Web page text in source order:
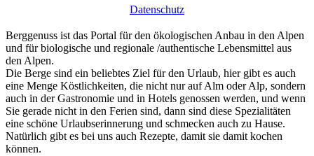
Datenschutz
Berggenuss ist das Portal für den ökologischen Anbau in den Alpen
und für biologische und regionale /authentische Lebensmittel aus
den Alpen.
Die Berge sind ein beliebtes Ziel für den Urlaub, hier gibt es auch
eine Menge Köstlichkeiten, die nicht nur auf Alm oder Alp, sondern
auch in der Gastronomie und in Hotels genossen werden, und wenn
Sie gerade nicht in den Ferien sind, dann sind diese Spezialitäten
eine schöne Urlaubserinnerung und schmecken auch zu Hause.
Natürlich gibt es bei uns auch Rezepte, damit sie damit kochen
können.